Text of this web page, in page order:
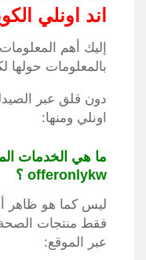
اند اونلي
إليك أهم
بالمعلومات
دون قلق عبر
اونلي ومنها:
ما هي الخدمات
offeronlykw ؟
ليس كما هو ظاهر
فقط منتجات
عبر الموقع: